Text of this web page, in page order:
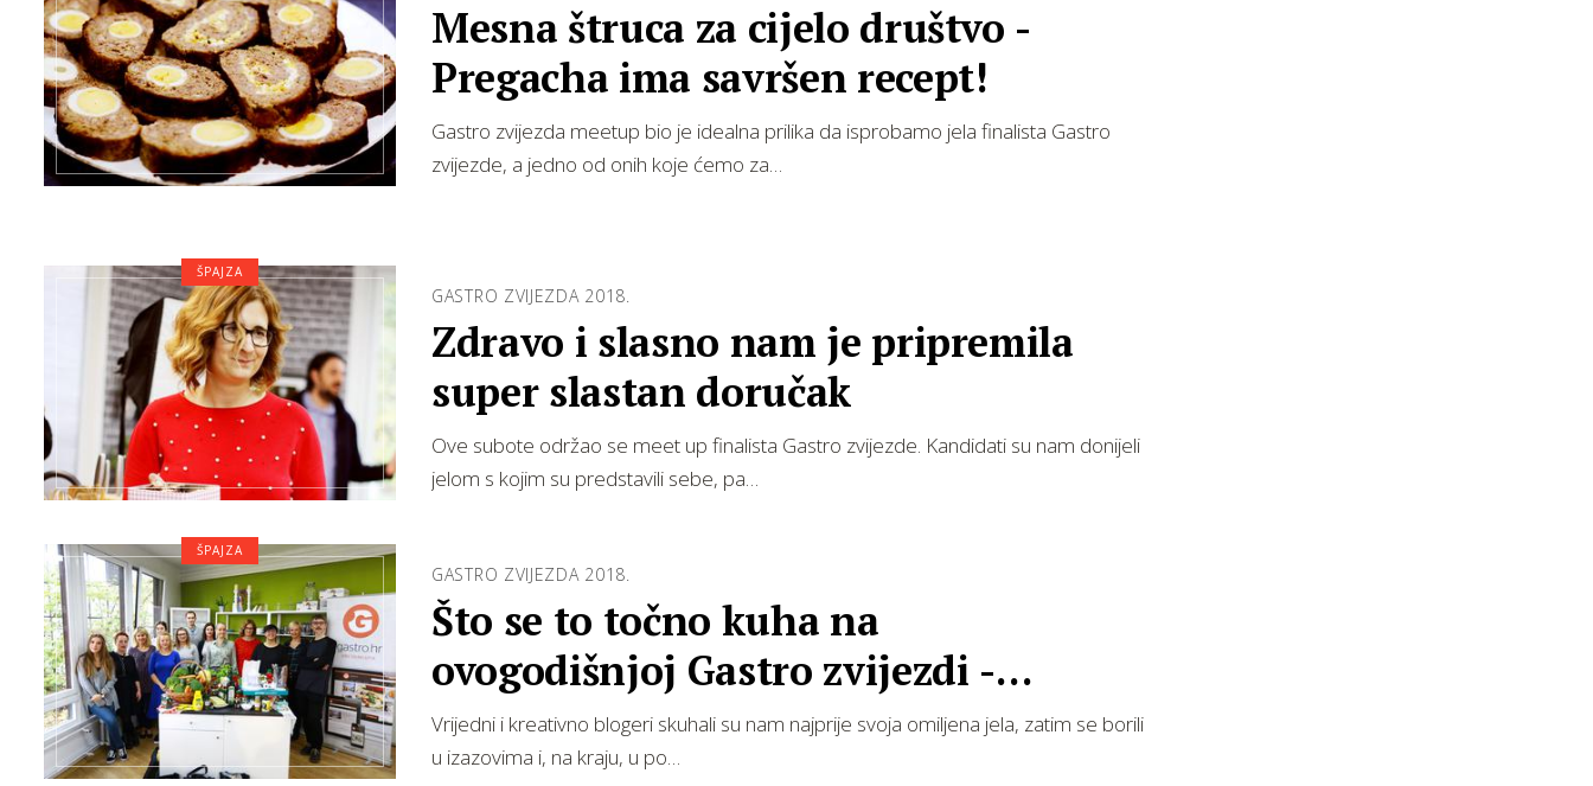
Mesna štruca za cijelo društvo -
Pregacha ima savršen recept!
Gastro zvijezda meetup bio je idealna prilika da isprobamo jela finalista Gastro
zvijezde, a jedno od onih koje ćemo za…
GASTRO ZVIJEZDA 2018.
Zdravo i slasno nam je pripremila
super slastan doručak
Ove subote održao se meet up finalista Gastro zvijezde. Kandidati su nam donijeli
jelom s kojim su predstavili sebe, pa…
ŠPAJZA
GASTRO ZVIJEZDA 2018.
Što se to točno kuha na
ovogodišnjoj Gastro zvijezdi -
pregled događaja
Vrijedni i kreativno blogeri skuhali su nam najprije svoja omiljena jela, zatim se borili
u izazovima i, na kraju, u po…
ŠPAJZA